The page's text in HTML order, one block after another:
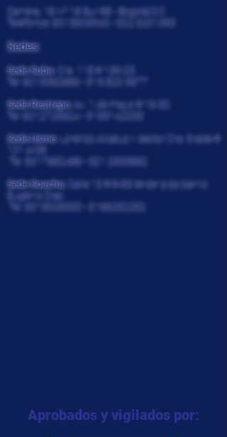
Carrera. 18 N° 18 Sur 68 - Bogotá D.C
Teléfonos: 6015605540 - 322 3201065
Sedes:
Sede Suba: Cra. 118 # 136-25
Tel: 6015362966 - 315 820 5977
Sede Restrepo: Av. 1 de mayo # 16-30
Tel: 6012726924- 3195142033
Sede Usme: Lorenzo Alcatuz II sector Cra. 5 este #
101 A-08
Tel: 6017682486 - 321 2935892
Sede Soacha: Calle 13 # 9-69 tercer piso barrio
Eugenio Diaz
Tel: 6019009330 - 3166292292
Aprobados y vigilados por: